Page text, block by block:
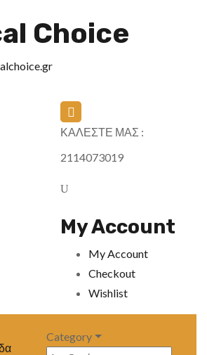
Choice
ΚΑΛΕΣΤΕ ΜΑΣ :
2114073019
My Account
My Account
Checkout
Wishlist
Category